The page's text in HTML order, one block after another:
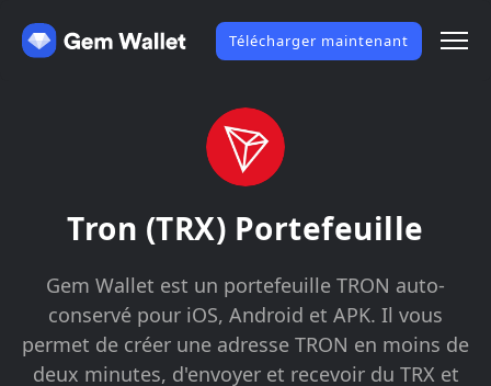
Télécharger maintenant
Tron (TRX) Portefeuille
Gem Wallet est un portefeuille TRON auto-
conservé pour iOS, Android et APK. Il vous
permet de créer une adresse TRON en moins de
deux minutes, d'envoyer et recevoir du TRX et